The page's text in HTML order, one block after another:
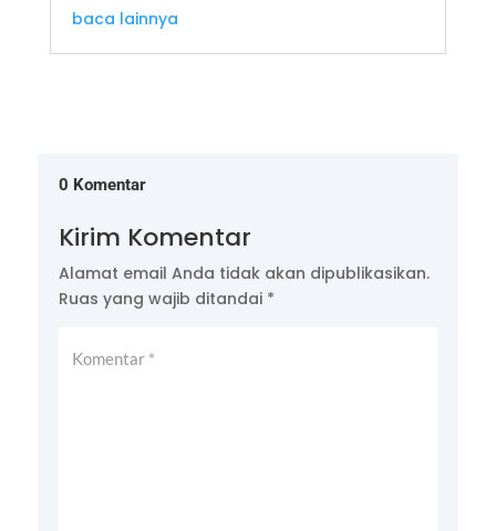
baca lainnya
0 Komentar
Kirim Komentar
Alamat email Anda tidak akan dipublikasikan.
Ruas yang wajib ditandai *